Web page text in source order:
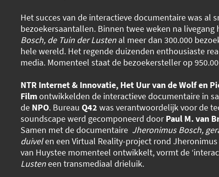
Het succes van de interactieve documentaire was al
bezoekersaantallen. Binnen twee weken na livegang
Bosch, de Tuin der Lustenal meer dan 300.000
hele wereld. Het regende duizenden enthousiaste
media. Momenteel staat de bezoekersteller op
NTR Internet & Innovatie, Het Uur van de Wolf en
Filmontwikkelden de interactieve documentaire in
de NPO. Bureau Q42 was verantwoordelijk voor de
soundscape werd gecomponeerd doorPaul M. van
Samen met de documentaire Jheronimus Bosch,
duivelen een Virtual Reality-project rond
van Huystee momenteel ontwikkelt, vormt de
Lusteneen transmediaal drieluik.